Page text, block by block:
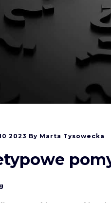
2023 By Marta Tysowecka